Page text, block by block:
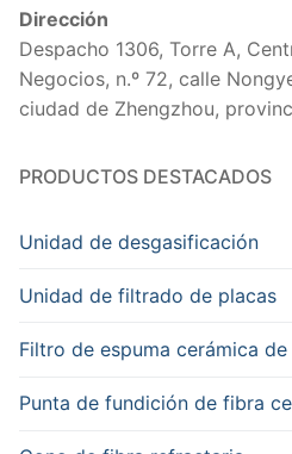
Dirección
Despacho 1306, Torre A,
Negocios, n.º 72, calle
ciudad de Zhengzhou,
PRODUCTOS DESTACADOS
Unidad de desgasificación
Unidad de filtrado de placas
Filtro de espuma cerámica de
Punta de fundición de fibra